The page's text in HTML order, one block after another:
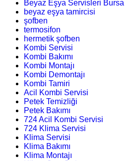
Beyaz Eşya Servisleri Bursa
beyaz eşya tamircisi
şofben
termosifon
hermetik şofben
Kombi Servisi
Kombi Bakımı
Kombi Montajı
Kombi Demontajı
Kombi Tamiri
Acil Kombi Servisi
Petek Temizliği
Petek Bakımı
724 Acil Kombi Servisi
724 Klima Servisi
Klima Servisi
Klima Bakımı
Klima Montajı